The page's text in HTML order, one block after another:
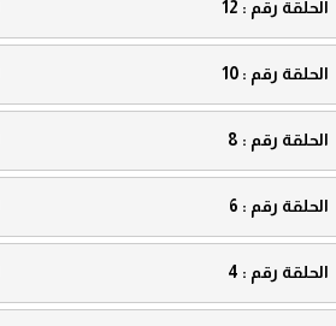
الحلقة رقم : 12
الحلقة رقم :10
الحلقة رقم : 8
الحلقة رقم : 6
الحلقة رقم : 4